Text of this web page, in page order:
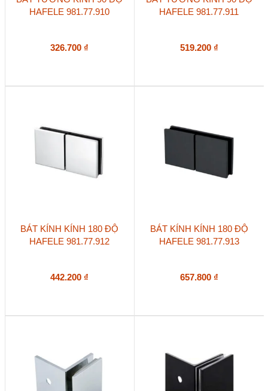
HAFELE 981.77.910
326.700 ₫
HAFELE 981.77.911
519.200 ₫
BÁT KÍNH KÍNH 180 ĐỘ
HAFELE 981.77.912
442.200 ₫
BÁT KÍNH KÍNH 180 ĐỘ
HAFELE 981.77.913
657.800 ₫